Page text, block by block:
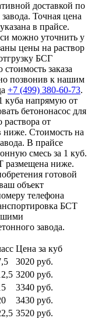
доставкой по
Точная цена
в прайсе.
можно уточнить у
цены на раствор
БСГ
заказа
позвонив к нашим
+7 (499) 380-60-73.
куба напрямую от
бетононасос для
раствора от
ниже. Стоимость на
В прайсе
смесь за 1 куб.
размещена ниже.
готовой
объект
телефона
БСТ
завода.
Цена за куб
3020 руб.
3200 руб.
3340 руб.
3430 руб.
3520 руб.